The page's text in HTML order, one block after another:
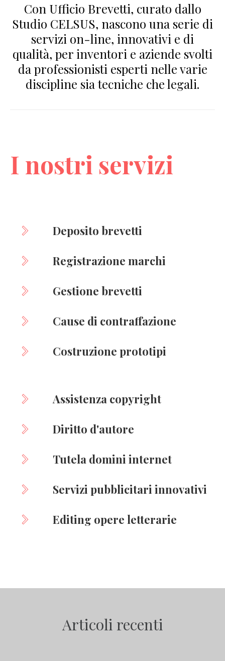
Con Ufficio Brevetti, curato dallo
Studio CELSUS, nascono una serie di
servizi on-line, innovativi e di
qualità, per inventori e aziende svolti
da professionisti esperti nelle varie
discipline sia tecniche che legali.
I nostri servizi
Deposito brevetti
Registrazione marchi
Gestione brevetti
Cause di contraffazione
Costruzione prototipi
Assistenza copyright
Diritto d'autore
Tutela domini internet
Servizi pubblicitari innovativi
Editing opere letterarie
Articoli recenti